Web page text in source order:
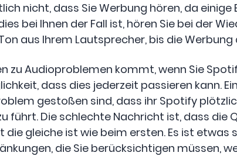
nicht, dass Sie Werbung hören, da
bei Ihnen der Fall ist, hören Sie bei der
aus Ihrem Lautsprecher, bis die
zu Audioproblemen kommt, wenn Sie
dass dies jederzeit passieren kann.
gestoßen sind, dass ihr Spotify
führt. Die schlechte Nachricht ist, dass die
die gleiche ist wie beim ersten. Es ist etwas
die Sie berücksichtigen müssen,